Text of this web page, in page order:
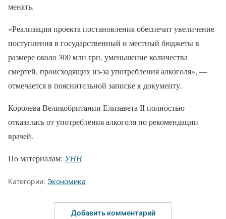
менять.
«Реализация проекта постановления обеспечит увеличение
поступления в государственный и местный бюджеты в
размере около 300 млн грн, уменьшение количества
смертей, происходящих из-за употребления алкоголя», —
отмечается в пояснительной записке к документу.
Королева Великобритании Елизавета II полностью
отказалась от употребления алкоголя по рекомендации
врачей.
По материалам: УНН
Категории: Экономика
Добавить комментарий